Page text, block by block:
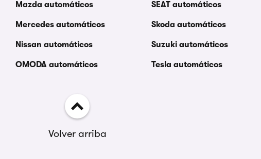
Mazda automáticos
Mercedes automáticos
Nissan automáticos
OMODA automáticos
SEAT automáticos
Skoda automáticos
Suzuki automáticos
Tesla automáticos
Volver arriba